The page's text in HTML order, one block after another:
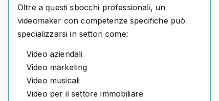
Oltre a questi sbocchi professionali, un
videomaker con competenze specifiche può
specializzarsi in settori come:
Video aziendali
Video marketing
Video musicali
Video per il settore immobiliare